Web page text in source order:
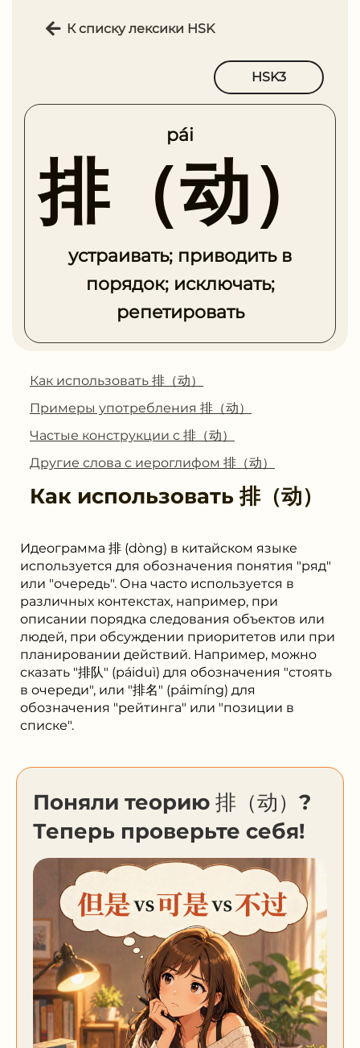
К списку лексики HSK
HSK3
pái
排（动）
устраивать; приводить в
порядок; исключать;
репетировать
Как использовать 排（动）
Примеры употребления 排（动）
Частые конструкции с 排（动）
Другие слова с иероглифом 排（动）
Как использовать 排（动）
Идеограмма 排 (dòng) в китайском языке
используется для обозначения понятия "ряд"
или "очередь". Она часто используется в
различных контекстах, например, при
описании порядка следования объектов или
людей, при обсуждении приоритетов или при
планировании действий. Например, можно
сказать "排队" (páiduì) для обозначения "стоять
в очереди", или "排名" (páimíng) для
обозначения "рейтинга" или "позиции в
списке".
Поняли теорию 排（动）?
Теперь проверьте себя!